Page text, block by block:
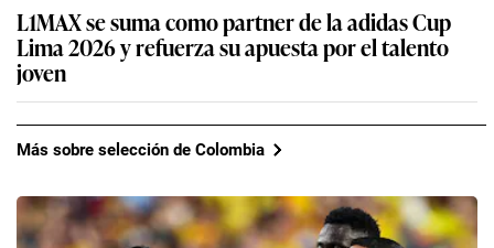
L1MAX se suma como partner de la adidas Cup
Lima 2026 y refuerza su apuesta por el talento
joven
Más sobre selección de Colombia